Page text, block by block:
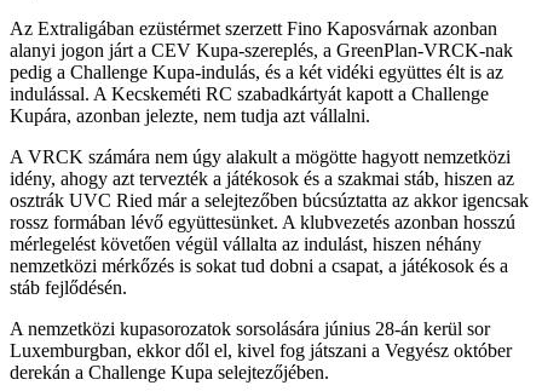
Az Extraligában ezüstérmet szerzett Fino Kaposvárnak azonban
alanyi jogon járt a CEV Kupa-szereplés, a GreenPlan-VRCK-nak
pedig a Challenge Kupa-indulás, és a két vidéki együttes élt is az
indulással. A Kecskeméti RC szabadkártyát kapott a Challenge
Kupára, azonban jelezte, nem tudja azt vállalni.
A VRCK számára nem úgy alakult a mögötte hagyott nemzetközi
idény, ahogy azt tervezték a játékosok és a szakmai stáb, hiszen az
osztrák UVC Ried már a selejtezőben búcsúztatta az akkor igencsak
rossz formában lévő együttesünket. A klubvezetés azonban hosszú
mérlegelést követően végül vállalta az indulást, hiszen néhány
nemzetközi mérkőzés is sokat tud dobni a csapat, a játékosok és a
stáb fejlődésén.
A nemzetközi kupasorozatok sorsolására június 28-án kerül sor
Luxemburgban, ekkor dől el, kivel fog játszani a Vegyész október
derekán a Challenge Kupa selejtezőjében.